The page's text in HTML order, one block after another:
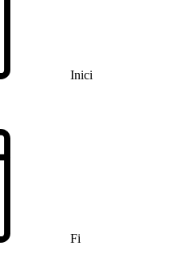
Inici
Fi